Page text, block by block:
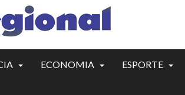
ECONOMIA ESPORTE